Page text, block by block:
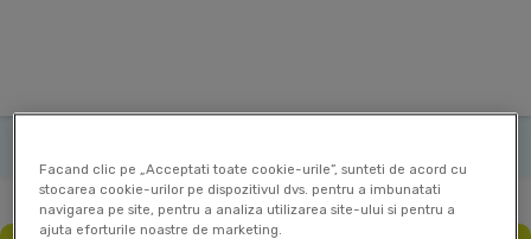
Facand clic pe „Acceptati toate cookie-urile”, sunteti de acord cu
stocarea cookie-urilor pe dispozitivul dvs. pentru a imbunatati
navigarea pe site, pentru a analiza utilizarea site-ului si pentru a
ajuta eforturile noastre de marketing.